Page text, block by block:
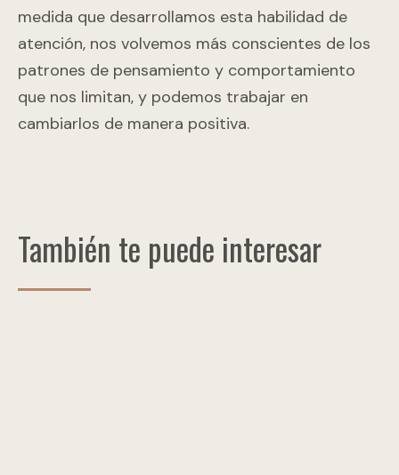
medida que desarrollamos esta habilidad de
atención, nos volvemos más conscientes de los
patrones de pensamiento y comportamiento
que nos limitan, y podemos trabajar en
cambiarlos de manera positiva.
También te puede interesar